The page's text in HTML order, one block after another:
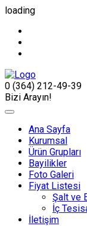
loading
0 (364) 212-49-39
Bizi Arayın!
Ana Sayfa
Kurumsal
Ürün Grupları
Bayilikler
Foto Galeri
Fiyat Listesi
Şalt ve
İç
İletişim